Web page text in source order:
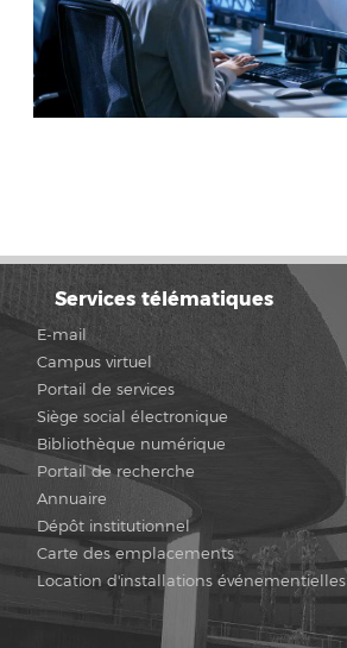
Services télématiques
E-mail
Campus virtuel
Portail de services
Siège social électronique
Bibliothèque numérique
Portail de recherche
Annuaire
Dépôt institutionnel
Carte des emplacements
Location d'installations événementielles